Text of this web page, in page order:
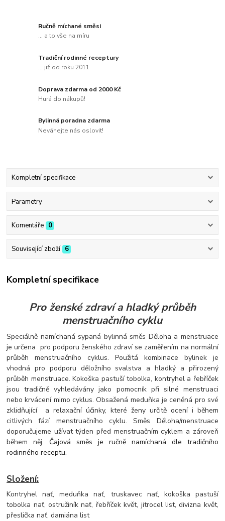
Ručně míchané směsi
... a to vše na míru
Tradiční rodinné receptury
... již od roku 2011
Doprava zdarma od 2000 Kč
Hurá do nákupů!
Bylinná poradna zdarma
Neváhejte nás oslovit!
Kompletní specifikace
Parametry
Komentáře 0
Související zboží 6
Kompletní specifikace
Pro ženské zdraví a hladký průběh
menstruačního cyklu
Speciálně namíchaná sypaná bylinná směs Děloha a menstruace
je určena pro podporu ženského zdraví se zaměřením na normální
průběh menstruačního cyklus. Použitá kombinace bylinek je
vhodná pro podporu děložního svalstva a hladký a přirozený
průběh menstruace. Kokoška pastuší tobolka, kontryhel a řebříček
jsou tradičně vyhledávány jako pomocník při silné menstruaci
nebo krvácení mimo cyklus. Obsažená meduňka je ceněná pro své
zklidňující a relaxační účinky, které ženy určitě ocení i během
citlivých fází menstruačního cyklu. Směs Děloha/menstruace
doporučujeme užívat týden před menstruačním cyklem a zároveň
během něj. Čajová směs je ručně namíchaná dle tradičního
rodinného receptu.
Složení:
Kontryhel nať, meduňka nať, truskavec nať, kokoška pastuší
tobolka nať, ostružiník nať, řebříček květ, jitrocel list, divizna květ,
přeslička nať, damiána list